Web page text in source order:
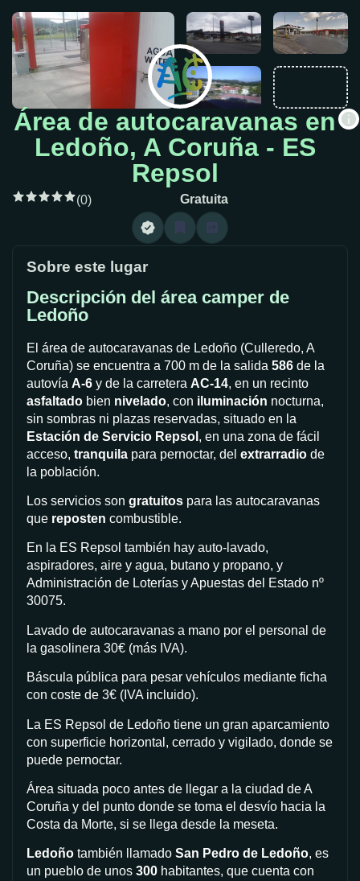
Área de autocaravanas en
Ledoño, A Coruña - ES
Repsol
(0) Gratuita
Sobre este lugar
Descripción del área camper de
Ledoño
El área de autocaravanas de Ledoño (Culleredo, A
Coruña) se encuentra a 700 m de la salida 586 de la
autovía A-6 y de la carretera AC-14, en un recinto
asfaltado bien nivelado, con iluminación nocturna,
sin sombras ni plazas reservadas, situado en la
Estación de Servicio Repsol , en una zona de fácil
acceso, tranquila para pernoctar, del extrarradio de
la población.
Los servicios son gratuitos para las autocaravanas
que reposten combustible.
En la ES Repsol también hay auto-lavado,
aspiradores, aire y agua, butano y propano, y
Administración de Loterías y Apuestas del Estado nº
30075.
Lavado de autocaravanas a mano por el personal de
la gasolinera 30€ (más IVA).
Báscula pública para pesar vehículos mediante ficha
con coste de 3€ (IVA incluido).
La ES Repsol de Ledoño tiene un gran aparcamiento
con superficie horizontal, cerrado y vigilado, donde se
puede pernoctar.
Área situada poco antes de llegar a la ciudad de A
Coruña y del punto donde se toma el desvío hacia la
Costa da Morte, si se llega desde la meseta.
Ledoño también llamado San Pedro de Ledoño, es
un pueblo de unos 300 habitantes, que cuenta con